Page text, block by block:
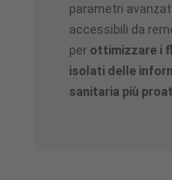
parametri
accessibili da
per ottimizzare i
isolati delle
sanitaria più